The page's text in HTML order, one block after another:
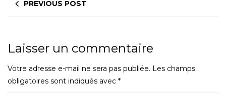
PREVIOUS POST
Laisser un commentaire
Votre adresse e-mail ne sera pas publiée. Les champs
obligatoires sont indiqués avec *